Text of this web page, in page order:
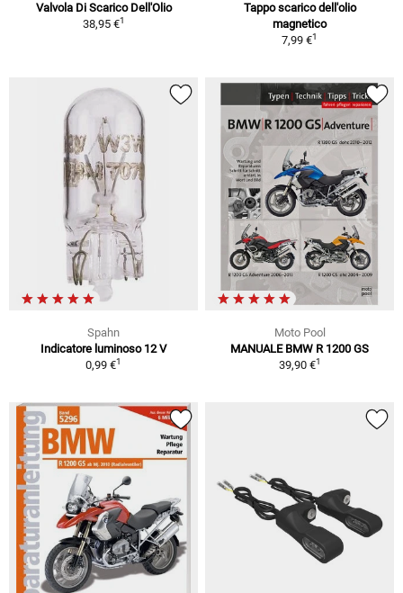
Valvola Di Scarico Dell'Olio
38,95 €1
Tappo scarico dell'olio
magnetico
7,99 €1
Spahn
Indicatore luminoso 12 V
0,99 €1
Moto Pool
MANUALE BMW R 1200 GS
39,90 €1